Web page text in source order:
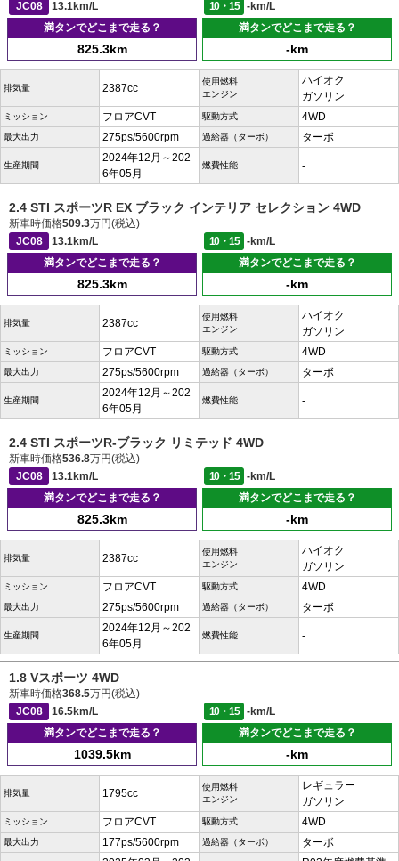
JC08 13.1km/L 10・15
-km/L
満タンでどこまで走る？
825.3km
満タンでどこまで走る？
-km
排気量 2387cc
使用燃料
エンジン
ハイオク
ガソリン
ミッション フロアCVT 駆動方式 4WD
最大出力 275ps/5600rpm 過給器（ターボ） ターボ
生産期間
2024年12月～202
6年05月
燃費性能 -
2.4 STI スポーツR EX ブラック インテリア セレクション 4WD
新車時価格509.3万円(税込)
JC08
13.1km/L 10・15
-km/L
満タンでどこまで走る？
825.3km
満タンでどこまで走る？
-km
排気量 2387cc
使用燃料
エンジン
ハイオク
ガソリン
ミッション フロアCVT 駆動方式 4WD
最大出力 275ps/5600rpm 過給器（ターボ） ターボ
生産期間
2024年12月～202
6年05月
燃費性能 -
2.4 STI スポーツR-ブラック リミテッド 4WD
新車時価格536.8万円(税込)
JC08
13.1km/L 10・15
-km/L
満タンでどこまで走る？
825.3km
満タンでどこまで走る？
-km
排気量 2387cc
使用燃料
エンジン
ハイオク
ガソリン
ミッション フロアCVT 駆動方式 4WD
最大出力 275ps/5600rpm 過給器（ターボ） ターボ
生産期間
2024年12月～202
6年05月
燃費性能 -
1.8 Vスポーツ 4WD
新車時価格368.5万円(税込)
JC08
16.5km/L 10・15
-km/L
満タンでどこまで走る？
1039.5km
満タンでどこまで走る？
-km
排気量 1795cc
使用燃料
エンジン
レギュラー
ガソリン
ミッション フロアCVT 駆動方式 4WD
最大出力 177ps/5600rpm 過給器（ターボ） ターボ